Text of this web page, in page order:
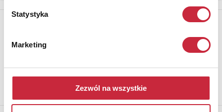
Statystyka
Marketing
Zezwól na wszystkie
Aby otrzymywać informacje o nowych aukcjach, prosimy podać